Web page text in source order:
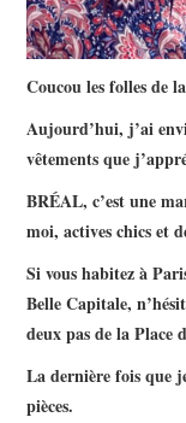
Coucou les folles de
Aujourd’hui, j’ai
vêtements que
BRÉAL, c’est une
moi, actives chics et
Si vous habitez à
Belle Capitale,
deux pas de la Place
La dernière fois que
pièces.